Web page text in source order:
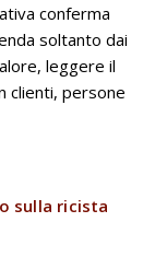
conferma
soltanto dai
leggere il
clienti, persone
sulla ricista